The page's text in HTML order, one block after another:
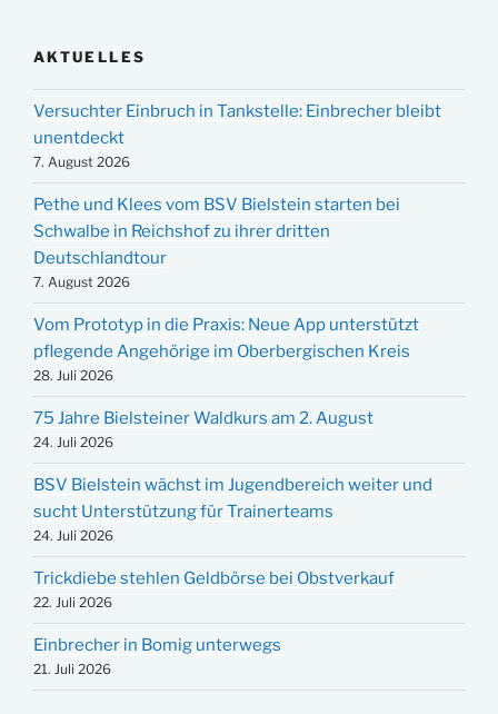
AKTUELLES
Versuchter Einbruch in Tankstelle: Einbrecher bleibt
unentdeckt
7. August 2026
Pethe und Klees vom BSV Bielstein starten bei
Schwalbe in Reichshof zu ihrer dritten
Deutschlandtour
7. August 2026
Vom Prototyp in die Praxis: Neue App unterstützt
pflegende Angehörige im Oberbergischen Kreis
28. Juli 2026
75 Jahre Bielsteiner Waldkurs am 2. August
24. Juli 2026
BSV Bielstein wächst im Jugendbereich weiter und
sucht Unterstützung für Trainerteams
24. Juli 2026
Trickdiebe stehlen Geldbörse bei Obstverkauf
22. Juli 2026
Einbrecher in Bomig unterwegs
21. Juli 2026